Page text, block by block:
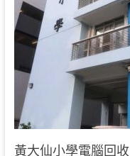
黃大仙小學電腦回收